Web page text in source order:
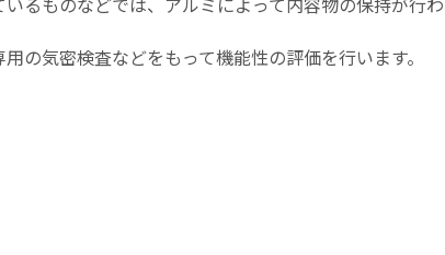
の気密検査などをもって機能性の評価を行います。